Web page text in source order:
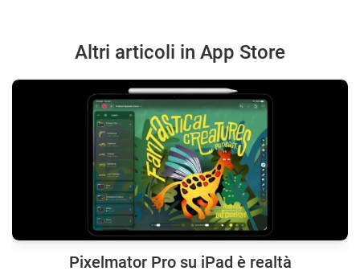
Altri articoli in App Store
Pixelmator Pro su iPad è realtà